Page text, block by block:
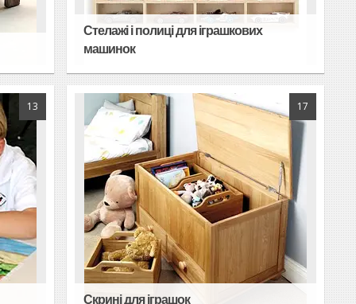
Стелажі і полиці для іграшкових
машинок
13 17
Скрині для іграшок